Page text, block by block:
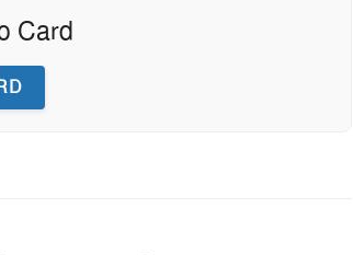
Card